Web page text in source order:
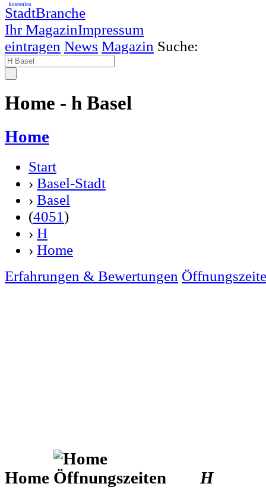
StadtBranche
Ihr MagazinImpressum
kostenlos
eintragen News Magazin Suche:
Home - h Basel
Home
Start
› Basel-Stadt
› Basel
(4051)
› H
› Home
Erfahrungen & Bewertungen
Home H